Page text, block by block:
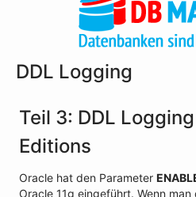
DDL Logging
Teil 3: DDL
Editions
Oracle hat den Parameter
Oracle 11g eingeführt. Wenn man